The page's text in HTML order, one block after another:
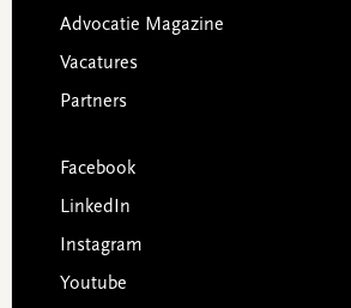
Advocatie Magazine
Vacatures
Partners
Facebook
LinkedIn
Instagram
Youtube